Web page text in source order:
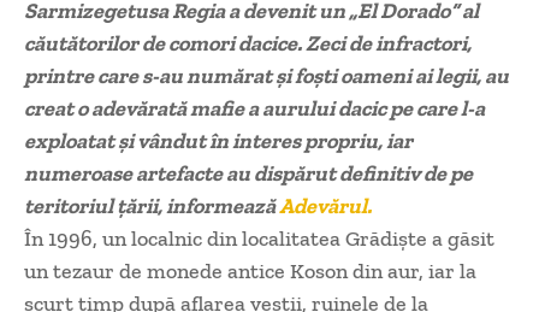
Sarmizegetusa Regia a devenit un „El Dorado“ al
căutătorilor de comori dacice. Zeci de infractori,
printre care s-au numărat şi foşti oameni ai legii, au
creat o adevărată mafie a aurului dacic pe care l-a
exploatat şi vândut în interes propriu, iar
numeroase artefacte au dispărut definitiv de pe
teritoriul ţării, informeazăAdevărul.
În 1996, un localnic din localitatea Grădişte a găsit
un tezaur de monede antice Koson din aur, iar la
scurt timp după aflarea veştii, ruinele de la